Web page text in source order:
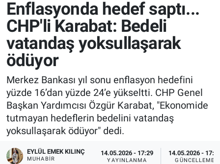
Enflasyonda hedef saptı...
CHP'li Karabat: Bedeli
vatandaş yoksullaşarak
ödüyor
Merkez Bankası yıl sonu enflasyon hedefini
yüzde 16’dan yüzde 24’e yükseltti. CHP Genel
Başkan Yardımcısı Özgür Karabat, "Ekonomide
tutmayan hedeflerin bedelini vatandaş
yoksullaşarak ödüyor" dedi.
EYLÜL EMEK KILINÇ
MUHABIR
14.05.2026 - 17:29
YAYINLANMA
14.05.2026 -
GÜNCELLEME